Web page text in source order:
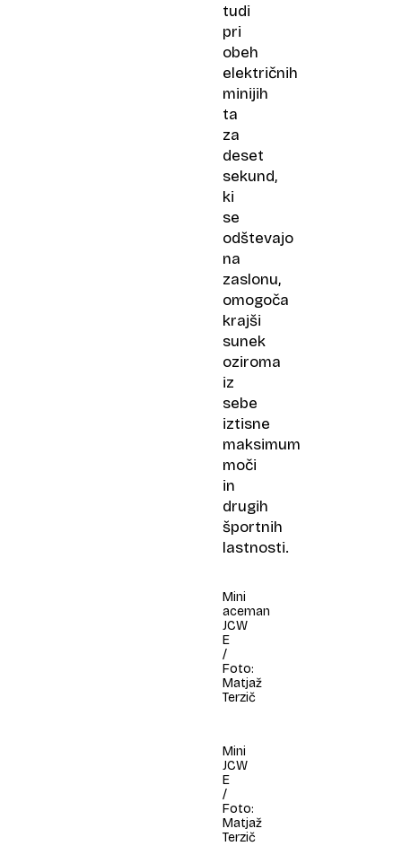
tudi
pri
obeh
električnih
minijih
ta
za
deset
sekund,
ki
se
odštevajo
na
zaslonu,
omogoča
krajši
sunek
oziroma
iz
sebe
iztisne
maksimum
moči
in
drugih
športnih
lastnosti.
Mini
aceman
JCW
E
/
Foto:
Matjaž
Terzič
Mini
JCW
E
/
Foto:
Matjaž
Terzič